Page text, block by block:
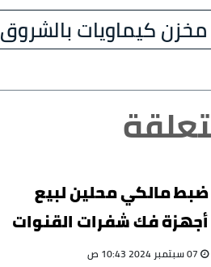
كيماويات بالشروق
ضبط مالكي محلين لبيع
أجهزة فك شفرات القنوات
في البحيرة
07 سبتمبر 2024 10:43 ص